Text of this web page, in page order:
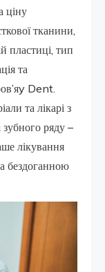
ціну
тканини,
пластиці, тип
та
Dent.
та лікарі з
ряду –
лікування
бездоганною